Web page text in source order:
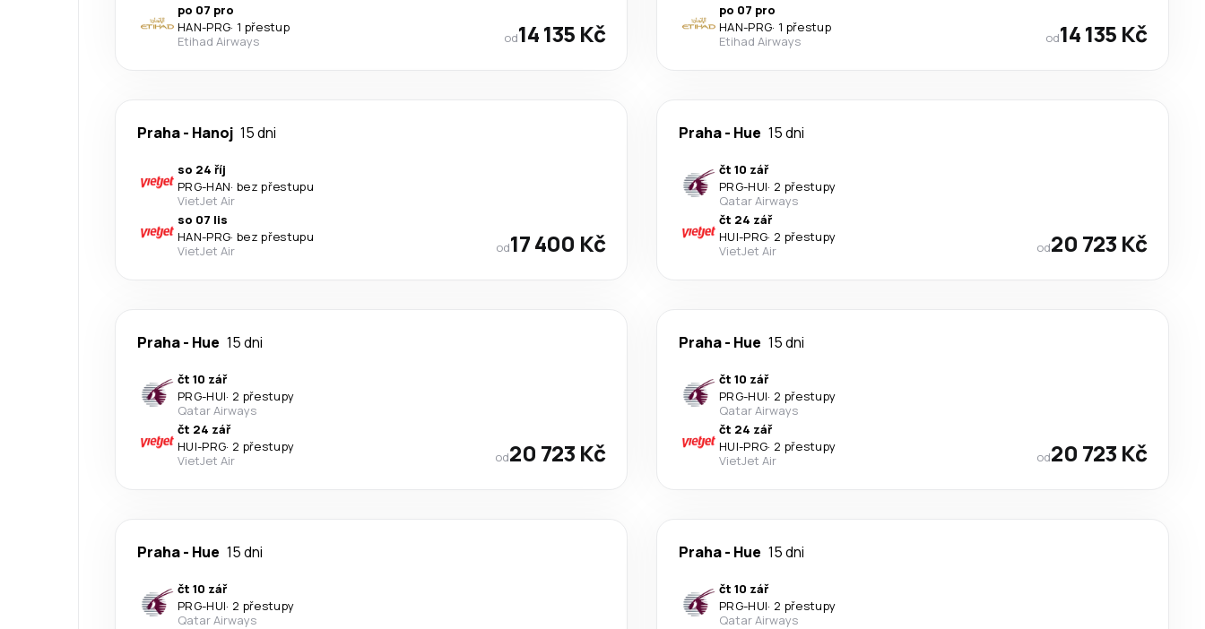
po 07 pro
HAN-PRG· 1 přestup
Etihad Airways
od14 135 Kč
po 07 pro
HAN-PRG· 1 přestup
Etihad Airways
od14 135 Kč
Praha- Hanoj 15 dni
so 24 říj
PRG-HAN· bez přestupu
VietJet Air
so 07 lis
HAN-PRG· bez přestupu
VietJet Air
od17 400 Kč
Praha- Hue 15 dni
čt 10 zář
PRG-HUI· 2 přestupy
Qatar Airways
čt 24 zář
HUI-PRG· 2 přestupy
VietJet Air
od20 723 Kč
Praha- Hue 15 dni
čt 10 zář
PRG-HUI· 2 přestupy
Qatar Airways
čt 24 zář
HUI-PRG· 2 přestupy
VietJet Air
od20 723 Kč
Praha- Hue 15 dni
čt 10 zář
PRG-HUI· 2 přestupy
Qatar Airways
čt 24 zář
HUI-PRG· 2 přestupy
VietJet Air
od20 723 Kč
Praha- Hue 15 dni
čt 10 zář
PRG-HUI· 2 přestupy
Qatar Airways
Praha- Hue 15 dni
čt 10 zář
PRG-HUI· 2 přestupy
Qatar Airways